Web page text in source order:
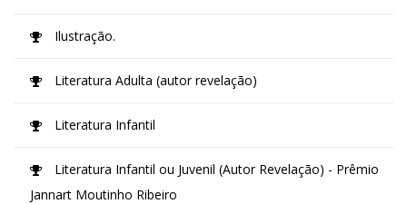
Ilustração.
Literatura Adulta (autor revelação)
Literatura Infantil
Literatura Infantil ou Juvenil (Autor Revelação) - Prêmio
Jannart Moutinho Ribeiro